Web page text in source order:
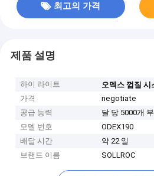
최고의 가격
제품 설명
하이 라이트 오덱스 껍질 시
가격
negotiate
공급 능력
달 당 5000개
모델 번호
ODEX190
배달 시간
약 22 일
브랜드 이름
SOLLROC